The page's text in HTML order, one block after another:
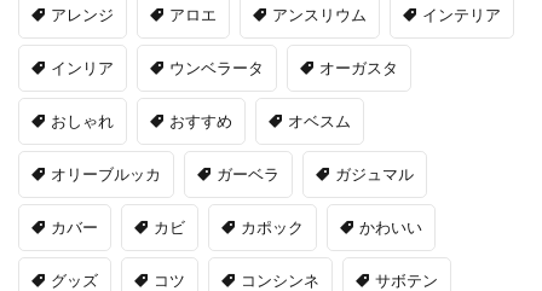
アレンジ アロエ アンスリウム インテリア
インリア ウンベラータ オーガスタ
おしゃれ おすすめ オベスム
オリーブルッカ ガーベラ ガジュマル
カバー カビ カポック かわいい
グッズ コツ コンシンネ サボテン